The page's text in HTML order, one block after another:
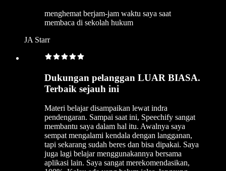
menghemat berjam-jam waktu saya saat
membaca di sekolah hukum
JA Starr
Dukungan pelanggan LUAR BIASA.
Terbaik sejauh ini
Materi belajar disampaikan lewat indra
pendengaran. Sampai saat ini, Speechify sangat
membantu saya dalam hal itu. Awalnya saya
sempat mengalami kendala dengan langganan,
tapi sekarang sudah beres dan bisa dipakai. Saya
juga lagi belajar menggunakannya bersama
aplikasi lain. Saya sangat merekomendasikan,